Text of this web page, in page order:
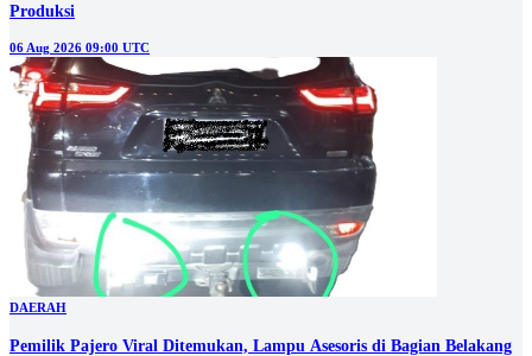
Produksi
06 Aug 2026 09:00 UTC
DAERAH
Pemilik Pajero Viral Ditemukan, Lampu Asesoris di Bagian Belakang